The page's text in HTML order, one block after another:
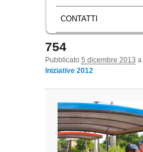
CONTATTI
Navigazione immagini
754
Pubblicato 5 dicembre 2013 a
Iniziative 2012